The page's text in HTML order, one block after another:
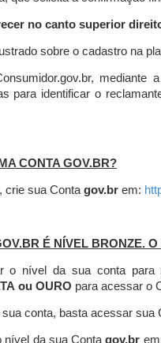
no canto superior
sobre o cadastro na
para identificar o
CONTA GOV.BR?
crie sua Conta gov.br em:
É NÍVEL BRONZE.
o nível da sua conta para
ou OURO para acessar o
conta, basta acessar sua
nível da sua Contagov.br